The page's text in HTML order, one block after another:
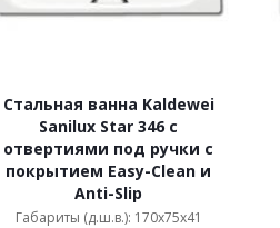
Стальная ванна Kaldewei
Sanilux Star 346 с
отвертиями под ручки с
покрытием Easy-Clean и
Anti-Slip
Габариты (д.ш.в.): 170x75x41